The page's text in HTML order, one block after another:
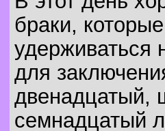
браки,
для
двенадцатый,
семнадцатый